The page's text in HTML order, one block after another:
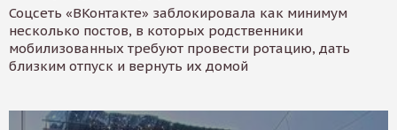
Соцсеть «ВКонтакте» заблокировала как минимум
несколько постов, в которых родственники
мобилизованных требуют провести ротацию, дать
близким отпуск и вернуть их домой